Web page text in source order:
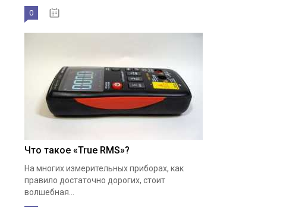
0
Что такое «True RMS»?
На многих измерительных приборах, как
правило достаточно дорогих, стоит
волшебная...